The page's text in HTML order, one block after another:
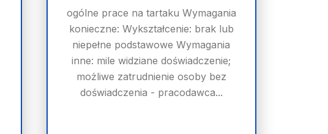
ogólne prace na tartaku Wymagania
konieczne: Wykształcenie: brak lub
niepełne podstawowe Wymagania
inne: mile widziane doświadczenie;
możliwe zatrudnienie osoby bez
doświadczenia - pracodawca...